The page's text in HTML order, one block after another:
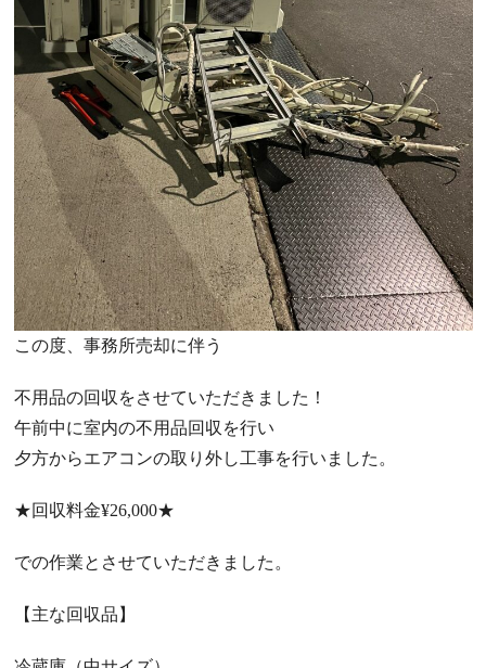
この度、事務所売却に伴う
不用品の回収をさせていただきました！
午前中に室内の不用品回収を行い
夕方からエアコンの取り外し工事を行いました。
★回収料金¥26,000★
での作業とさせていただきました。
【主な回収品】